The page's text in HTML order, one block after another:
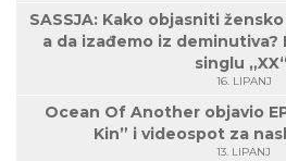
SASSJA: Kako objasniti
a da izađemo iz deminutiva?
singlu
16. LIPANJ
Ocean Of Another objavio
Kin” i videospot za
13. LIPANJ